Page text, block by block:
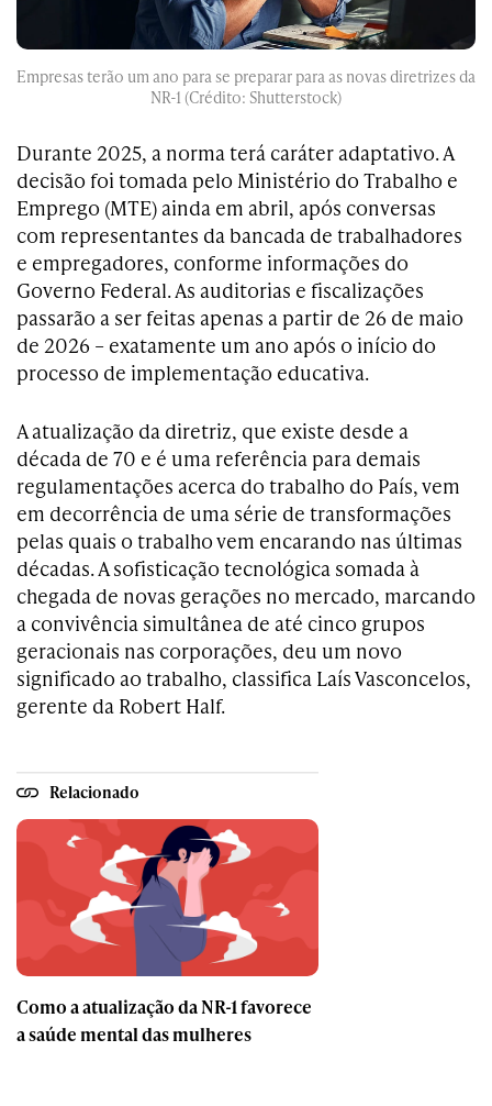
Empresas terão um ano para se preparar para as novas diretrizes da
NR-1 (Crédito: Shutterstock)
Durante 2025, a norma terá caráter adaptativo. A
decisão foi tomada pelo Ministério do Trabalho e
Emprego (MTE) ainda em abril, após conversas
com representantes da bancada de trabalhadores
e empregadores, conforme informações do
Governo Federal. As auditorias e fiscalizações
passarão a ser feitas apenas a partir de 26 de maio
de 2026 – exatamente um ano após o início do
processo de implementação educativa.
A atualização da diretriz, que existe desde a
década de 70 e é uma referência para demais
regulamentações acerca do trabalho do País, vem
em decorrência de uma série de transformações
pelas quais o trabalho vem encarando nas últimas
décadas. A sofisticação tecnológica somada à
chegada de novas gerações no mercado, marcando
a convivência simultânea de até cinco grupos
geracionais nas corporações, deu um novo
significado ao trabalho, classifica Laís Vasconcelos,
gerente da Robert Half.
Relacionado
Como a atualização da NR-1 favorece
a saúde mental das mulheres